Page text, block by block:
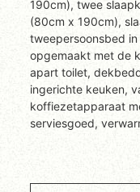
190cm), twee
(80cm x 190cm),
tweepersoonsbed
opgemaakt met de
apart toilet,
ingerichte keuken,
koffiezetapparaat
serviesgoed,